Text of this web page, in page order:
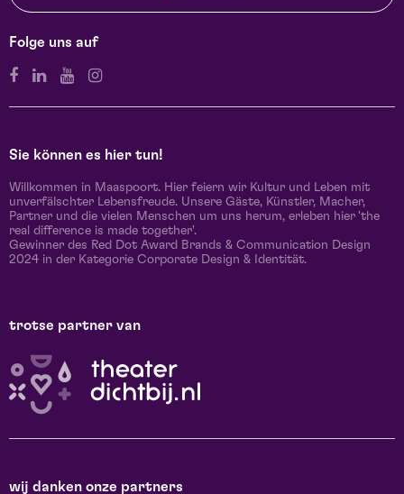
Folge uns auf
Sie können es hier tun!
Willkommen in Maaspoort. Hier feiern wir Kultur und Leben mit
unverfälschter Lebensfreude. Unsere Gäste, Künstler, Macher,
Partner und die vielen Menschen um uns herum, erleben hier 'the
real difference is made together'.
Gewinner des Red Dot Award Brands & Communication Design
2024 in der Kategorie Corporate Design & Identität.
trotse partner van
wij danken onze partners